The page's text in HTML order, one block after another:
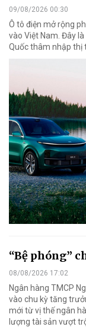
09/08/2026 00:30
Ô tô điện mở rộng
vào Việt Nam. Đây
Quốc thâm nhập thị
“Bệ phóng”
08/08/2026 17:02
Ngân hàng TMCP
vào chu kỳ tăng
mới từ vị thế ngân
lượng tài sản vượt